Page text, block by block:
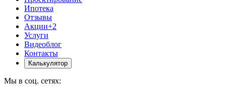
Ипотека
Отзывы
Акции+2
Услуги
Видеоблог
Контакты
Калькулятор
Мы в соц. сетях: